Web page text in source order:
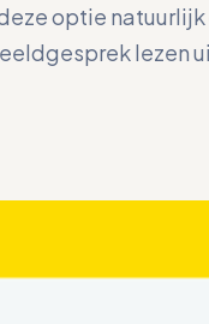
optie
lezen